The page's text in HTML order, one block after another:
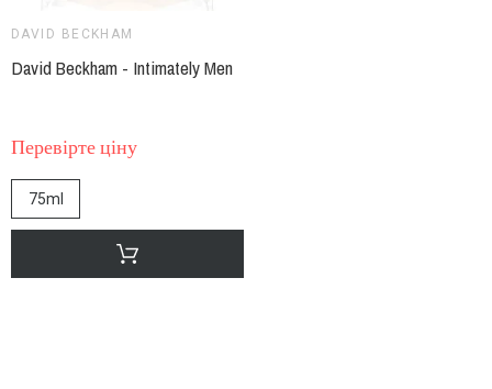
DAVID BECKHAM
David Beckham - Intimately Men
Перевірте ціну
75ml